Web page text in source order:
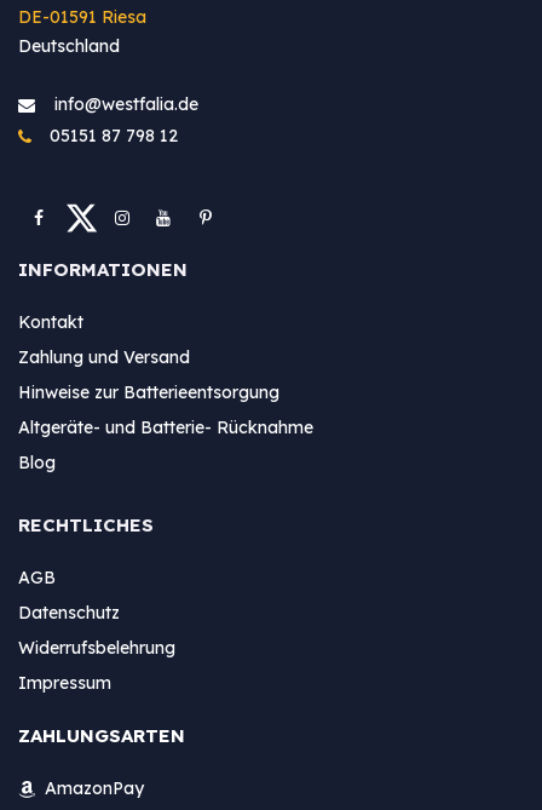
DE-01591 Riesa
Deutschland
info@westfa​lia.de
05151 87 798 12
INFORMATIONEN
Kontakt
Zahlung und Versand
Hinweise zur Batterieentsorgung
Altgeräte- und Batterie- Rücknahme
Blog
RECHTLICHES
AGB
Datenschutz
Widerrufsbelehrung
Impressum
ZAHLUNGSARTEN
AmazonPay